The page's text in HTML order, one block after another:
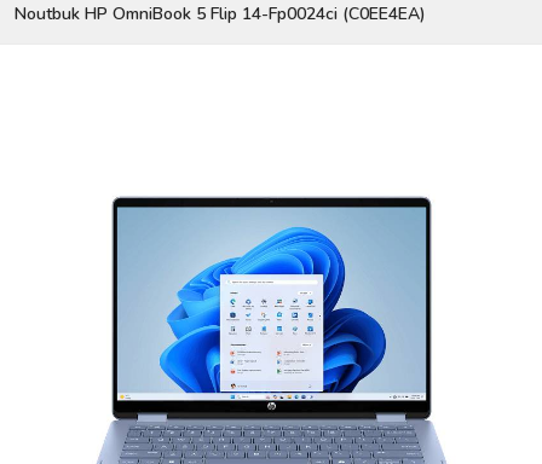
Noutbuk HP OmniBook 5 Flip 14-Fp0024ci (C0EE4EA)